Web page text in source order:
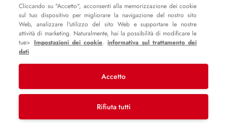
Impostazione dei cookie
Informative sulla privacy
Policy Whistleblowing
Last Mile Delivery S.à r.l.
Cliccando su "Accetto", acconsenti alla memorizzazione dei cookie
sul tuo dispositivo per migliorare la navigazione del nostro sito
Web, analizzare l'utilizzo del sito Web e supportare le nostre
attività di marketing. Naturalmente, hai la possibilità di modificare le
tue> Impostazioni dei cookie.informativa sul trattamento dei
dati
Accetto
Rifiuta tutti